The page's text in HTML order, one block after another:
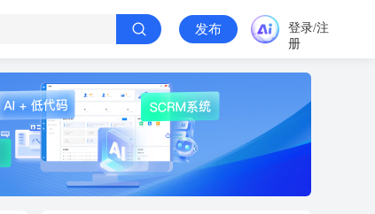
发布
登录/注
册